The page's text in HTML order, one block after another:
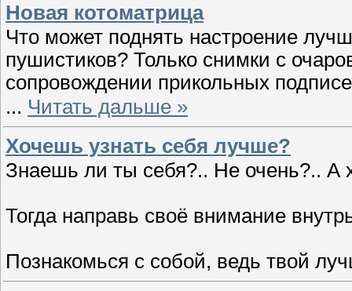
Новая котоматрица
Что может поднять настроение
пушистиков? Только снимки с
сопровождении прикольных
... Читать дальше »
Хочешь узнать себя лучше?
Знаешь ли ты себя?.. Не очень?.. А
Тогда направь своё внимание
Познакомься с собой, ведь твой